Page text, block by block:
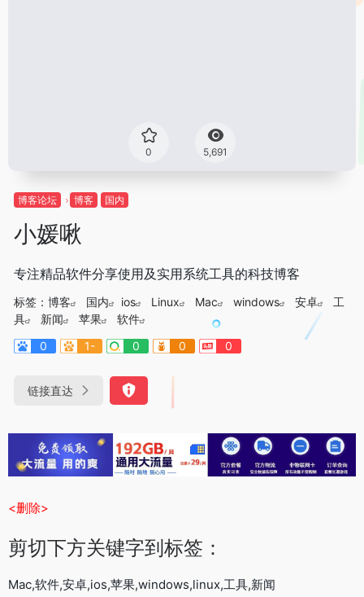
0 5,691
博客论坛 博客 国内
小媛啾
专注精品软件分享使用及实用系统工具的科技博客
标签： 博客 国内 ios Linux Mac windows 安卓
工
具
新闻 苹果
软件
0
1- 0 0 0
链接直达
<删除>
剪切下方关键字到标签：
Mac,软件,安卓,ios,苹果,windows,linux,工具,新闻